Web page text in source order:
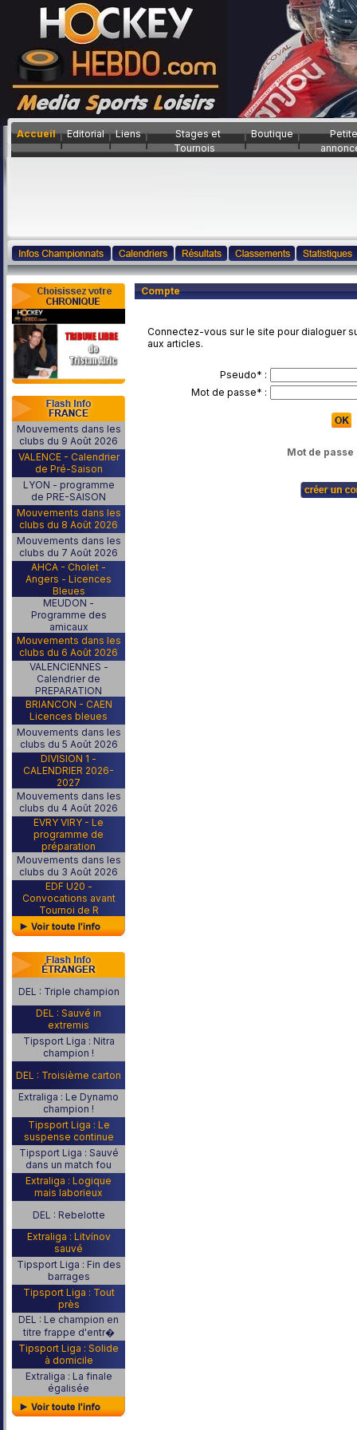
Accueil Editorial Liens
Stages et
Tournois
Boutique
Mouvements dans les
clubs du 9 Août 2026
VALENCE - Calendrier
de Pré-Saison
LYON - programme
de PRE-SAISON
Mouvements dans les
clubs du 8 Août 2026
Mouvements dans les
clubs du 7 Août 2026
AHCA - Cholet -
Angers - Licences
Bleues
MEUDON -
Programme des
amicaux
Mouvements dans les
clubs du 6 Août 2026
VALENCIENNES -
Calendrier de
PREPARATION
BRIANCON - CAEN
Licences bleues
Mouvements dans les
clubs du 5 Août 2026
DIVISION 1 -
CALENDRIER 2026-
2027
Mouvements dans les
clubs du 4 Août 2026
EVRY VIRY - Le
programme de
préparation
Mouvements dans les
clubs du 3 Août 2026
EDF U20 -
Convocations avant
Tournoi de R
DEL : Triple champion
DEL : Sauvé in
extremis
Tipsport Liga : Nitra
champion !
DEL : Troisième carton
Extraliga : Le Dynamo
champion !
Tipsport Liga : Le
suspense continue
Tipsport Liga : Sauvé
dans un match fou
Extraliga : Logique
mais laborieux
DEL : Rebelotte
Extraliga : Litvínov
sauvé
Tipsport Liga : Fin des
barrages
Tipsport Liga : Tout
près
DEL : Le champion en
titre frappe d'entr�
Tipsport Liga : Solide
à domicile
Extraliga : La finale
égalisée
Compte
Connectez-vous sur le site pour dialoguer
aux articles.
Pseudo* :
Mot de passe* :
Mot de passe